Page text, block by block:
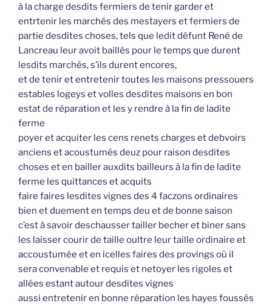
à la charge desdits fermiers de tenir garder et
entrtenir les marchés des mestayers et fermiers de
partie desdites choses, tels que ledit défunt René de
Lancreau leur avoit baillés pour le temps que durent
lesdits marchés, s’ils durent encores,
et de tenir et entretenir toutes les maisons pressouers
estables logeys et volles desdites maisons en bon
estat de réparation et les y rendre à la fin de ladite
ferme
poyer et acquiter les cens renets charges et debvoirs
anciens et acoustumés deuz pour raison desdites
choses et en bailler auxdits bailleurs à la fin de ladite
ferme les quittances et acquits
faire faires lesdites vignes des 4 faczons ordinaires
bien et duement en temps deu et de bonne saison
c’est à savoir deschausser tailler becher et biner sans
les laisser courir de taille oultre leur taille ordinaire et
accoustumée et en icelles faires des provings où il
sera convenable et requis et netoyer les rigoles et
allées estant autour desdites vignes
aussi entretenir en bonne réparation les hayes foussés